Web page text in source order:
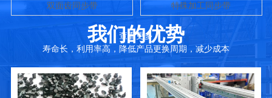
双面齿同步带 特殊加工同步带
查看更多
我们的优势
寿命长，利用率高，降低产品更换周期，减少成本